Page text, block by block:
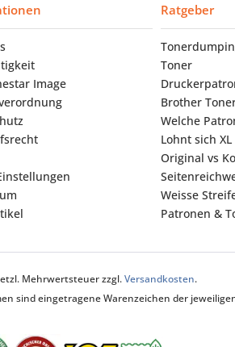
Image
Ratgeber
Toner
Brother
Welche
Lohnt sich XL
Original vs
Weisse
Patronen &
Mehrwertsteuer zzgl.Versandkosten.
sind eingetragene Warenzeichen der